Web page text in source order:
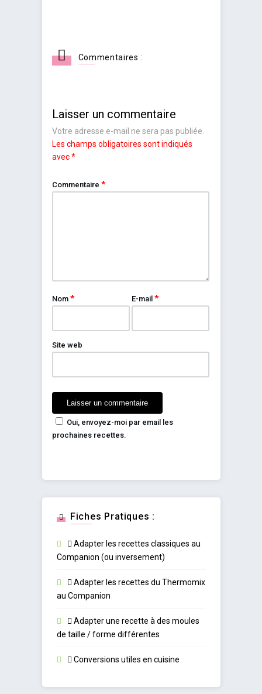
Commentaires :
Laisser un commentaire
Votre adresse e-mail ne sera pas publiée.
Les champs obligatoires sont indiqués
avec*
Commentaire *
Nom * E-mail*
Site web
Oui, envoyez-moi par email les
prochaines recettes.
Fiches Pratiques :
Adapter les recettes classiques au
Companion (ou inversement)
Adapter les recettes du Thermomix
au Companion
Adapter une recette à des moules
de taille / forme différentes
Conversions utiles en cuisine